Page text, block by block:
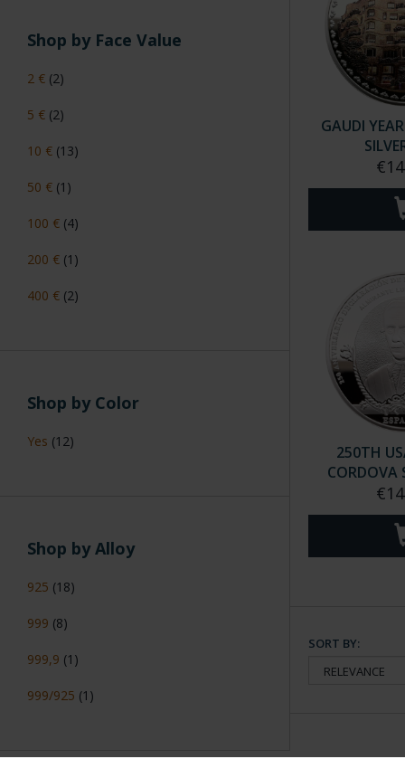
Shop by Face Value
2 € (2)
5 € (2)
10 € (13)
50 € (1)
100 € (4)
200 € (1)
400 € (2)
Shop by Color
Yes (12)
Shop by Alloy
925 (18)
999 (8)
999,9 (1)
999/925 (1)
GAUDI
250TH
CORDOVA
SORT BY: